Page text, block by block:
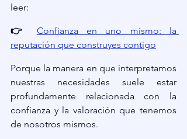
leer:
👉 Confianza en uno mismo: la
reputación que construyes contigo
Porque la manera en que interpretamos
nuestras necesidades suele estar
profundamente relacionada con la
confianza y la valoración que tenemos
de nosotros mismos.